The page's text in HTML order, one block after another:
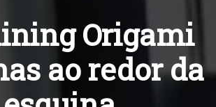
Origami
ao redor da